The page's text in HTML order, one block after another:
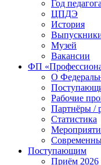
Год
ЦПДЭ
История
Музей
Вакансии
ФП
О
Рабочие
Партнёры /
Статистика
Поступающим
Приём 2026